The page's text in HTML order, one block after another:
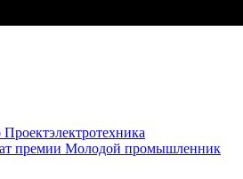
премии Молодой промышленник